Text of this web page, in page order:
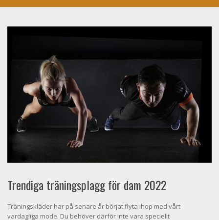
Trendiga träningsplagg för dam 2022
Träningskläder har på senare år börjat flyta ihop med vårt
vardagliga mode. Du behöver därför inte vara speciellt